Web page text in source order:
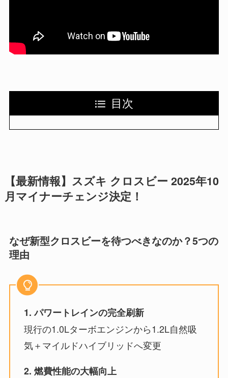
目次
【最新情報】スズキ クロスビー 2025年10
月マイナーチェンジ決定！
なぜ新型クロスビーを待つべきなのか？5つの
理由
1. パワートレインの完全刷新
現行の1.0Lターボエンジンから1.2L自然吸
気＋マイルドハイブリッドへ変更
2. 燃費性能の大幅向上